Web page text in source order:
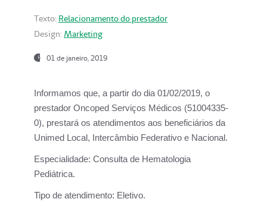
Texto: Relacionamento do prestador
Design: Marketing
01 de janeiro, 2019
Informamos que, a partir do dia 01/02/2019, o
prestador Oncoped Serviços Médicos (51004335-
0), prestará os atendimentos aos beneficiários da
Unimed Local, Intercâmbio Federativo e Nacional.
Especialidade: Consulta de Hematologia
Pediátrica.
Tipo de atendimento: Eletivo.